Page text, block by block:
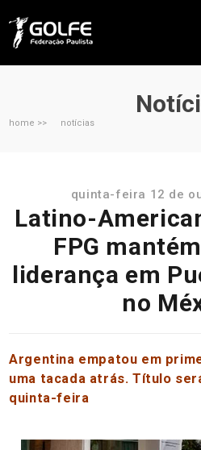
home >> notícias
quinta-feira 12 de
Latino-
FPG
liderança em
no
Argentina empatou em
uma tacada atrás. Título
quinta-feira